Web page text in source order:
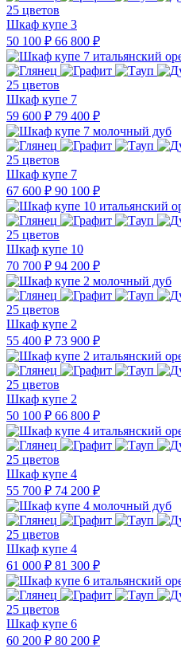
25 цветов
Шкаф купе 3
50 100 ₽ 66 800 ₽
25 цветов
Шкаф купе 7
59 600 ₽ 79 400 ₽
25 цветов
Шкаф купе 7
67 600 ₽ 90 100 ₽
25 цветов
Шкаф купе 10
70 700 ₽ 94 200 ₽
25 цветов
Шкаф купе 2
55 400 ₽ 73 900 ₽
25 цветов
Шкаф купе 2
50 100 ₽ 66 800 ₽
25 цветов
Шкаф купе 4
55 700 ₽ 74 200 ₽
25 цветов
Шкаф купе 4
61 000 ₽ 81 300 ₽
25 цветов
Шкаф купе 6
60 200 ₽ 80 200 ₽